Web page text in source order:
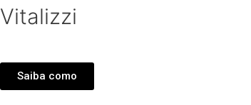
Vitalizzi
Saiba como